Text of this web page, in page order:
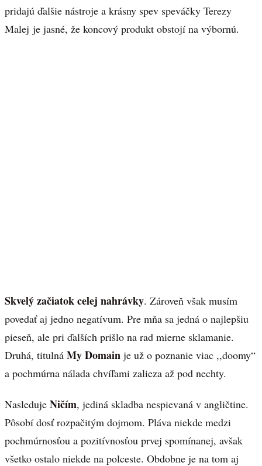
pridajú ďalšie nástroje a krásny spev speváčky Terezy
Malej je jasné, že koncový produkt obstojí na výbornú.
Skvelý začiatok celej nahrávky. Zároveň však musím
povedať aj jedno negatívum. Pre mňa sa jedná o najlepšiu
pieseň, ale pri ďalších prišlo na rad mierne sklamanie.
Druhá, titulná My Domain je už o poznanie viac ,,doomy“
a pochmúrna nálada chvíľami zalieza až pod nechty.
Nasleduje Ničím, jediná skladba nespievaná v angličtine.
Pôsobí dosť rozpačitým dojmom. Pláva niekde medzi
pochmúrnosťou a pozitívnosťou prvej spomínanej, avšak
všetko ostalo niekde na polceste. Obdobne je na tom aj